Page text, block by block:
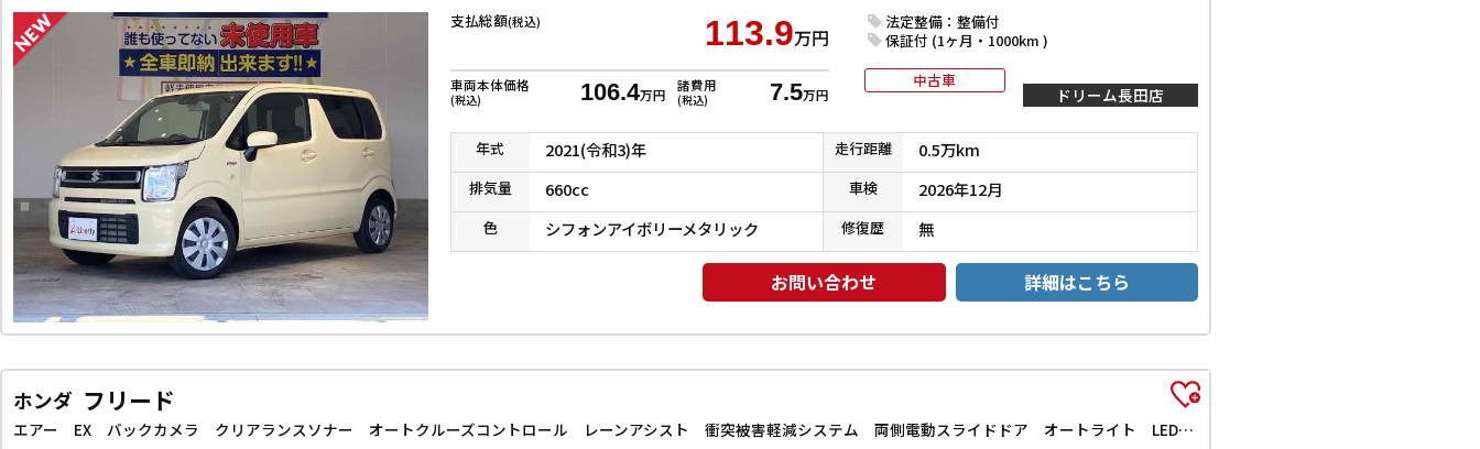
支払総額(税込) 113.9万円
車両本体価格
(税込) 106.4万円
諸費用
(税込) 7.5万円
法定整備：整備付
保証付 (1ヶ月・1000km )
中古車
ドリーム長田店
年式 2021(令和3)年 走行距離 0.5万km
排気量 660cc 車検 2026年12月
色 シフォンアイボリーメタリック 修復歴 無
お問い合わせ 詳細はこちら
ホンダ フリード
エアー EX バックカメラ クリアランスソナー オートクルーズコントロール レーンアシスト 衝突被害軽減システム 両側電動スライドドア オートライト LEDヘッドランプ スマートキー 電動格納ミラー シートヒーター